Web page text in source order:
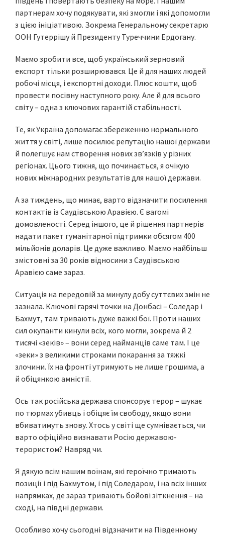
партнерам хочу подякувати, які змогли і які допомогли
з цією ініціативою. Зокрема Генеральному секретарю
ООН Гутеррішу й Президенту Туреччини Ердогану.
Маємо зробити все, щоб український зерновий
експорт тільки розширювався. Це й для наших людей
робочі місця, і експортні доходи. Плюс кошти, щоб
провести посівну наступного року. Але й для всього
світу – одна з ключових гарантій стабільності.
Те, як Україна допомагає збереженню нормального
життя у світі, лише посилює репутацію нашої держави
й полегшує нам створення нових зв’язків у різних
регіонах. Цього тижня, що починається, я очікую
нових міжнародних результатів для нашої держави.
А за тиждень, що минає, варто відзначити посилення
контактів із Саудівською Аравією. Є вагомі
домовленості. Серед іншого, це й рішення партнерів
надати пакет гуманітарної підтримки обсягом 400
мільйонів доларів. Це дуже важливо. Маємо найбільш
змістовні за 30 років відносини з Саудівською
Аравією саме зараз.
Ситуація на передовій за минулу добу суттєвих змін не
зазнала. Ключові гарячі точки на Донбасі – Соледар і
Бахмут, там тривають дуже важкі бої. Проти наших
сил окупанти кинули всіх, кого могли, зокрема й 2
тисячі «зеків» – вони серед найманців саме там. І це
«зеки» з великими строками покарання за тяжкі
злочини. Їх на фронті утримують не лише грошима, а
й обіцянкою амністії.
Ось так російська держава спонсорує терор – шукає
по тюрмах убивць і обіцяє їм свободу, якщо вони
вбиватимуть знову. Хтось у світі ще сумнівається, чи
варто офіційно визнавати Росію державою-
терористом? Навряд чи.
Я дякую всім нашим воїнам, які героїчно тримають
позиції і під Бахмутом, і під Соледаром, і на всіх інших
напрямках, де зараз тривають бойові зіткнення – на
сході, на півдні держави.
Особливо хочу сьогодні відзначити на Південному